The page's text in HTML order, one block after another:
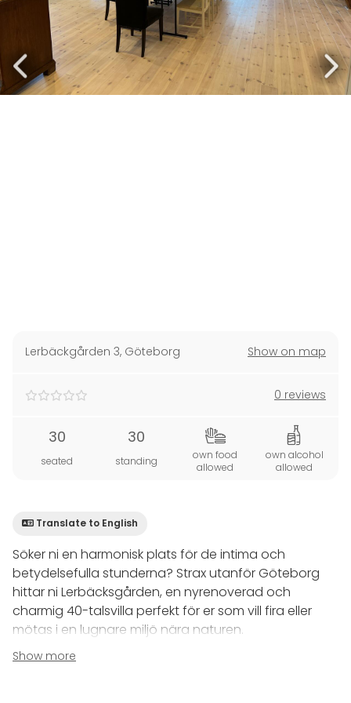
Lerbäckgården 3, Göteborg Show on map
0 reviews
30
seated
30
standing
own food
allowed
own alcohol
allowed
Translate to English
Söker ni en harmonisk plats för de intima och
betydelsefulla stunderna? Strax utanför Göteborg
hittar ni Lerbäcksgården, en nyrenoverad och
charmig 40-talsvilla perfekt för er som vill fira eller
mötas i en lugnare miljö nära naturen.
Letar ni efter en hemtrevlig plats för de mest
Show more